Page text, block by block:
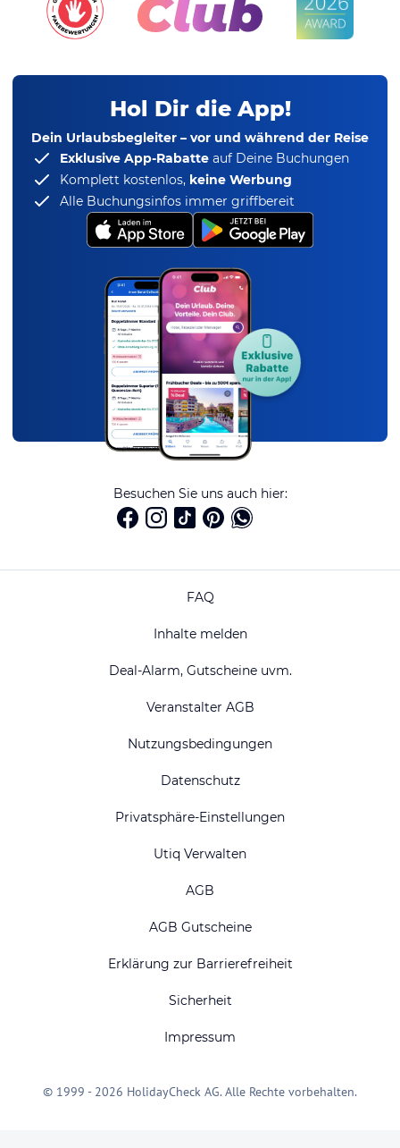
Hol Dir die App!
Dein Urlaubsbegleiter – vor und während der Reise
Exklusive App-Rabatte auf Deine Buchungen
Komplett kostenlos, keine Werbung
Alle Buchungsinfos immer griffbereit
Besuchen Sie uns auch hier:
FAQ
Inhalte melden
Deal-Alarm, Gutscheine uvm.
Veranstalter AGB
Nutzungsbedingungen
Datenschutz
Privatsphäre-Einstellungen
Utiq Verwalten
AGB
AGB Gutscheine
Erklärung zur Barrierefreiheit
Sicherheit
Impressum
© 1999 - 2026 HolidayCheck AG. Alle Rechte vorbehalten.